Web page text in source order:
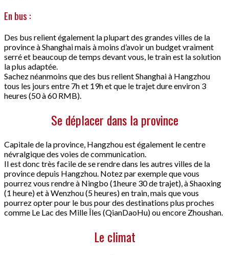
En bus :
Des bus relient également la plupart des grandes villes de la
province à Shanghai mais à moins d’avoir un budget vraiment
serré et beaucoup de temps devant vous, le train est la solution
la plus adaptée.
Sachez néanmoins que des bus relient Shanghai à Hangzhou
tous les jours entre 7h et 19h et que le trajet dure environ 3
heures (50 à 60 RMB).
Se déplacer dans la province
Capitale de la province, Hangzhou est également le centre
névralgique des voies de communication.
Il est donc très facile de se rendre dans les autres villes de la
province depuis Hangzhou. Notez par exemple que vous
pourrez vous rendre à Ningbo (1heure 30 de trajet), à Shaoxing
(1 heure) et à Wenzhou (5 heures) en train, mais que vous
pourrez opter pour le bus pour des destinations plus proches
comme Le Lac des Mille Îles (QianDaoHu) ou encore Zhoushan.
Le climat